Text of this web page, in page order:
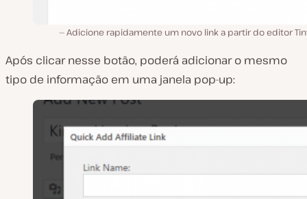
Adicione rapidamente um novo link a partir do editor
Após clicar nesse botão, poderá adicionar o mesmo
tipo de informação em uma janela pop-up: